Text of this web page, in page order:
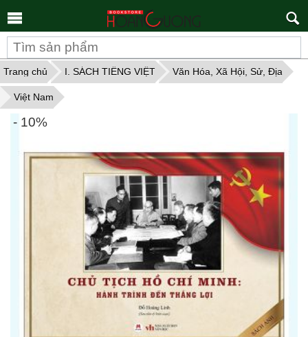
kiếm
Trang chủ I. SÁCH TIẾNG VIỆT Văn Hóa, Xã Hội, Sử, Địa
Việt Nam
- 10%